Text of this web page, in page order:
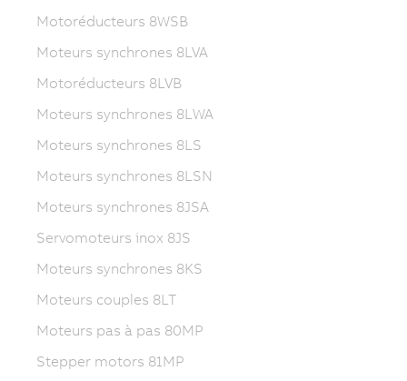
Motoréducteurs 8WSB
Moteurs synchrones 8LVA
Motoréducteurs 8LVB
Moteurs synchrones 8LWA
Moteurs synchrones 8LS
Moteurs synchrones 8LSN
Moteurs synchrones 8JSA
Servomoteurs inox 8JS
Moteurs synchrones 8KS
Moteurs couples 8LT
Moteurs pas à pas 80MP
Stepper motors 81MP